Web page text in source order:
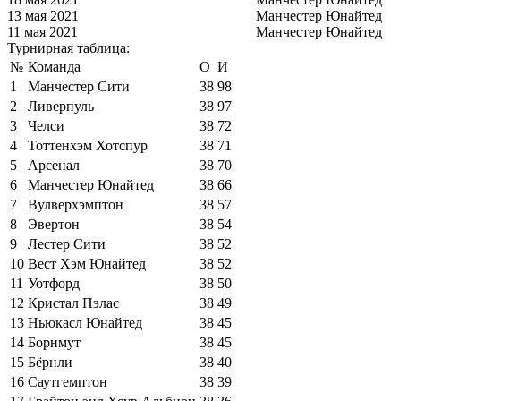
13 мая 2021
Манчестер Юнайтед
11 мая 2021
Манчестер Юнайтед
Турнирная таблица:
№ Команда О И
1
Манчестер Сити 38 98
2
Ливерпуль 38 97
3
Челси 38 72
4
Тоттенхэм Хотспур 38 71
5
Арсенал 38 70
6
Манчестер Юнайтед 38 66
7
Вулверхэмптон 38 57
8
Эвертон 38 54
9
Лестер Сити 38 52
10 Вест Хэм Юнайтед 38 52
11 Уотфорд 38 50
12 Кристал Пэлас 38 49
13 Ньюкасл Юнайтед 38 45
14 Борнмут 38 45
15 Бёрнли 38 40
16 Саутгемптон 38 39